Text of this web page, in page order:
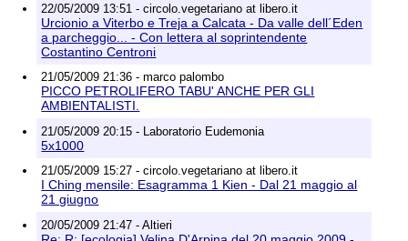
22/05/2009 13:51 - circolo.vegetariano at libero.it
Urcionio a Viterbo e Treja a Calcata - Da valle dell´Eden
a parcheggio... - Con lettera al soprintendente
Costantino Centroni
21/05/2009 21:36 - marco palombo
PICCO PETROLIFERO TABU' ANCHE PER GLI
AMBIENTALISTI.
21/05/2009 20:15 - Laboratorio Eudemonia
5x1000
21/05/2009 15:27 - circolo.vegetariano at libero.it
I Ching mensile: Esagramma 1 Kien - Dal 21 maggio al
21 giugno
20/05/2009 21:47 - Altieri